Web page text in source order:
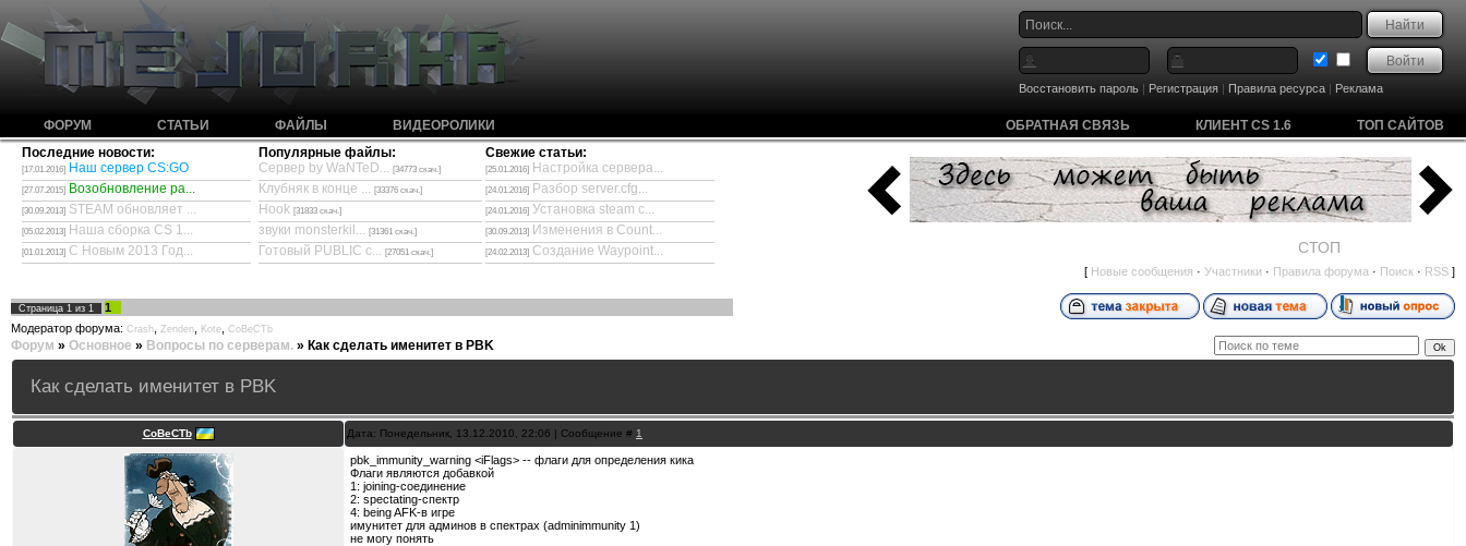
Восстановить пароль | Регистрация | Правила ресурса | Реклама
ФОРУМ СТАТЬИ ФАЙЛЫ ВИДЕОРОЛИКИ ТОП САЙТОВ
КЛИЕНТ CS 1.6
ОБРАТНАЯ СВЯЗЬ
Последние новости:
[17.01.2016] Наш сервер CS:GO
[27.07.2015] Возобновление ра...
[30.09.2013] STEAM обновляет ...
[05.02.2013] Наша сборка CS 1...
[01.01.2013] С Новым 2013 Год...
Популярные файлы:
Сервер by WaNTeD... [34773 скач.]
Клубняк в конце ... [33376 скач.]
Hook [31833 скач.]
звуки monsterkil... [31361 скач.]
Готовый PUBLIC с... [27051 скач.]
Свежие статьи:
[25.01.2016] Настройка сервера...
[24.01.2016] Разбор server.cfg...
[24.01.2016] Установка steam с...
[30.09.2013] Изменения в Count...
[24.02.2013] Создание Waypoint... СТОП
[ Новые сообщения · Участники · Правила форума · Поиск · RSS ]
Страница 1 из 1
1
Модератор форума: Crash Zenden Kote CoBeCTb
Форум » Основное » Вопросы по серверам. » Как сделать имeнитет в PBK
Как сделать имeнитет в PBK
CoBeCTb Дата: Понедельник, 13.12.2010, 22:06 | Сообщение # 1
pbk_immunity_warning <iFlags> -- флаги для определения кика
Флаги являются добавкой
1: joining-соединение
2: spectating-спектр
4: being AFK-в игре
имунитет для админов в спектрах (adminimmunity 1)
не могу понять